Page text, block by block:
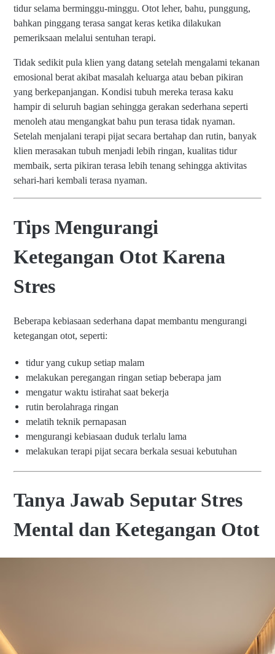
tidur selama berminggu-minggu. Otot leher, bahu, punggung,
bahkan pinggang terasa sangat keras ketika dilakukan
pemeriksaan melalui sentuhan terapi.
Tidak sedikit pula klien yang datang setelah mengalami tekanan
emosional berat akibat masalah keluarga atau beban pikiran
yang berkepanjangan. Kondisi tubuh mereka terasa kaku
hampir di seluruh bagian sehingga gerakan sederhana seperti
menoleh atau mengangkat bahu pun terasa tidak nyaman.
Setelah menjalani terapi pijat secara bertahap dan rutin, banyak
klien merasakan tubuh menjadi lebih ringan, kualitas tidur
membaik, serta pikiran terasa lebih tenang sehingga aktivitas
sehari-hari kembali terasa nyaman.
Tips Mengurangi
Ketegangan Otot Karena
Stres
Beberapa kebiasaan sederhana dapat membantu mengurangi
ketegangan otot, seperti:
tidur yang cukup setiap malam
melakukan peregangan ringan setiap beberapa jam
mengatur waktu istirahat saat bekerja
rutin berolahraga ringan
melatih teknik pernapasan
mengurangi kebiasaan duduk terlalu lama
melakukan terapi pijat secara berkala sesuai kebutuhan
Tanya Jawab Seputar Stres
Mental dan Ketegangan Otot